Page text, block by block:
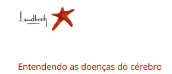
Entendendo as doenças do cérebro